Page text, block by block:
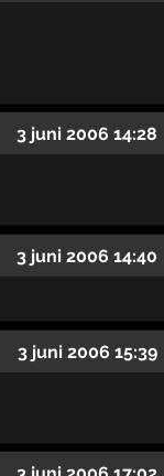
3 juni 2006 14:28
3 juni 2006 14:40
3 juni 2006 15:39